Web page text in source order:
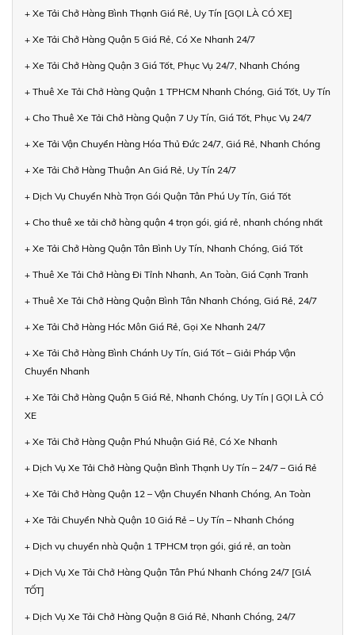
+ Xe Tải Chở Hàng Bình Thạnh Giá Rẻ, Uy Tín [GỌI LÀ CÓ XE]
+ Xe Tải Chở Hàng Quận 5 Giá Rẻ, Có Xe Nhanh 24/7
+ Xe Tải Chở Hàng Quận 3 Giá Tốt, Phục Vụ 24/7, Nhanh Chóng
+ Thuê Xe Tải Chở Hàng Quận 1 TPHCM Nhanh Chóng, Giá Tốt, Uy Tín
+ Cho Thuê Xe Tải Chở Hàng Quận 7 Uy Tín, Giá Tốt, Phục Vụ 24/7
+ Xe Tải Vận Chuyển Hàng Hóa Thủ Đức 24/7, Giá Rẻ, Nhanh Chóng
+ Xe Tải Chở Hàng Thuận An Giá Rẻ, Uy Tín 24/7
+ Dịch Vụ Chuyển Nhà Trọn Gói Quận Tân Phú Uy Tín, Giá Tốt
+ Cho thuê xe tải chở hàng quận 4 trọn gói, giá rẻ, nhanh chóng nhất
+ Xe Tải Chở Hàng Quận Tân Bình Uy Tín, Nhanh Chóng, Giá Tốt
+ Thuê Xe Tải Chở Hàng Đi Tỉnh Nhanh, An Toàn, Giá Cạnh Tranh
+ Thuê Xe Tải Chở Hàng Quận Bình Tân Nhanh Chóng, Giá Rẻ, 24/7
+ Xe Tải Chở Hàng Hóc Môn Giá Rẻ, Gọi Xe Nhanh 24/7
+ Xe Tải Chở Hàng Bình Chánh Uy Tín, Giá Tốt – Giải Pháp Vận
Chuyển Nhanh
+ Xe Tải Chở Hàng Quận 5 Giá Rẻ, Nhanh Chóng, Uy Tín | GỌI LÀ CÓ
XE
+ Xe Tải Chở Hàng Quận Phú Nhuận Giá Rẻ, Có Xe Nhanh
+ Dịch Vụ Xe Tải Chở Hàng Quận Bình Thạnh Uy Tín – 24/7 – Giá Rẻ
+ Xe Tải Chở Hàng Quận 12 – Vận Chuyển Nhanh Chóng, An Toàn
+ Xe Tải Chuyển Nhà Quận 10 Giá Rẻ – Uy Tín – Nhanh Chóng
+ Dịch vụ chuyển nhà Quận 1 TPHCM trọn gói, giá rẻ, an toàn
+ Dịch Vụ Xe Tải Chở Hàng Quận Tân Phú Nhanh Chóng 24/7 [GIÁ
TỐT]
+ Dịch Vụ Xe Tải Chở Hàng Quận 8 Giá Rẻ, Nhanh Chóng, 24/7